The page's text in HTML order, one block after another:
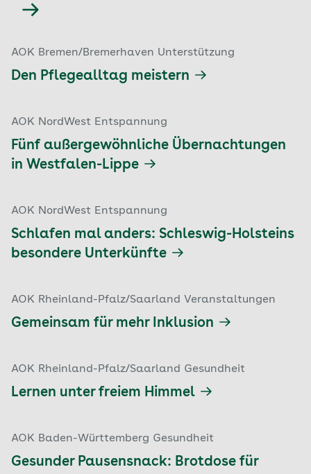
AOK Bremen/Bremerhaven Unterstützung
Den Pflegealltag meistern
AOK NordWest Entspannung
Fünf außergewöhnliche Übernachtungen
in Westfalen-Lippe
AOK NordWest Entspannung
Schlafen mal anders: Schleswig-Holsteins
besondere Unterkünfte
AOK Rheinland-Pfalz/Saarland Veranstaltungen
Gemeinsam für mehr Inklusion
AOK Rheinland-Pfalz/Saarland Gesundheit
Lernen unter freiem Himmel
AOK Baden-Württemberg Gesundheit
Gesunder Pausensnack: Brotdose für